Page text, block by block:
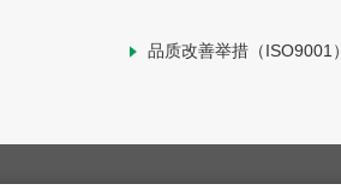
品质改善举措（ISO9001）